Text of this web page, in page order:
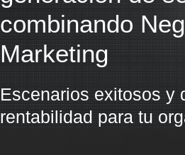
combinando
Marketing
Escenarios exitosos y
rentabilidad para tu